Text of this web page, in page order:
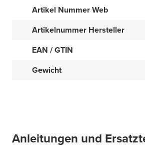
Artikel Nummer Web
Artikelnummer Hersteller
EAN / GTIN
Gewicht
Anleitungen und